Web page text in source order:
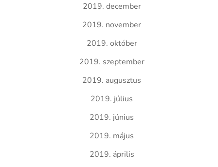
2019. december
2019. november
2019. október
2019. szeptember
2019. augusztus
2019. július
2019. június
2019. május
2019. április